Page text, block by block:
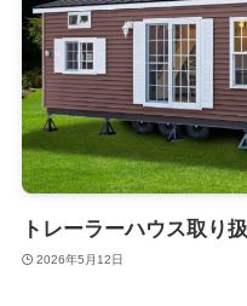
トレーラーハウス取り
2026年5月12日